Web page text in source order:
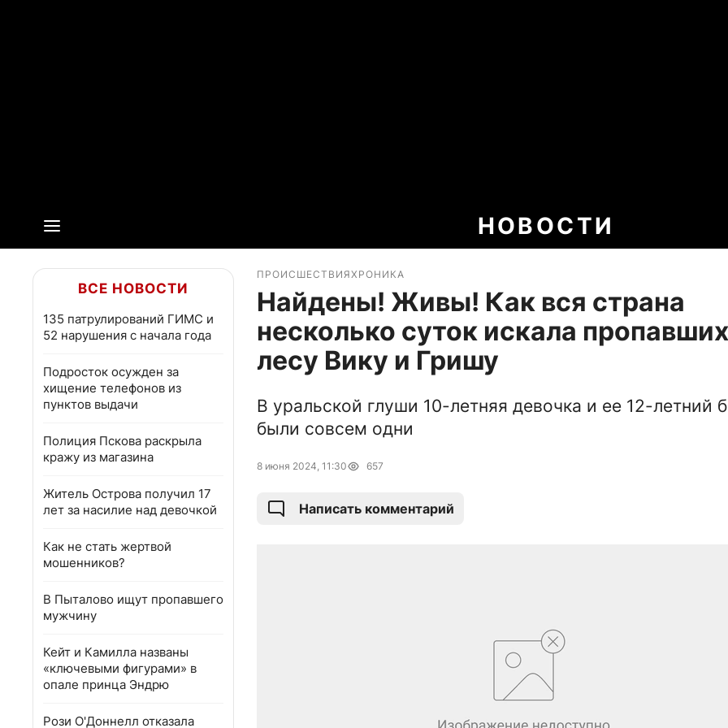
НОВОСТИ
ВСЕ НОВОСТИ
135 патрулирований ГИМС и
52 нарушения с начала года
Подросток осужден за
хищение телефонов из
пунктов выдачи
Полиция Пскова раскрыла
кражу из магазина
Житель Острова получил 17
лет за насилие над девочкой
Как не стать жертвой
мошенников?
В Пыталово ищут пропавшего
мужчину
Кейт и Камилла названы
«ключевыми фигурами» в
опале принца Эндрю
Рози О'Доннелл отказала
ПРОИСШЕСТВИЯХРОНИКА
Найдены! Живы! Как вся страна
несколько суток искала
лесу Вику и Гришу
В уральской глуши 10-летняя девочка и ее 12-летний
были совсем одни
8 июня 2024, 11:30 657
Написать комментарий